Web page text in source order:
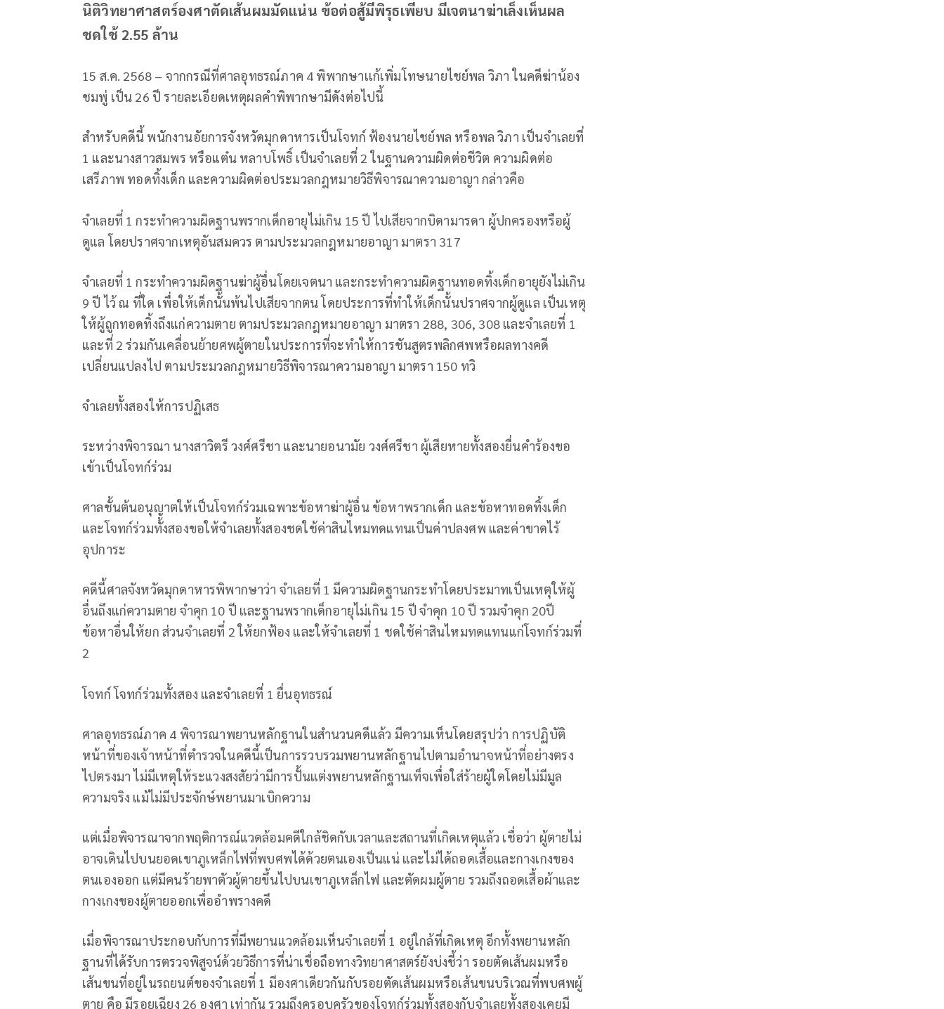
นิติวิทยาศาสตร์องศาตัดเส้นผมมัดแน่น ข้อต่อสู้มีพิรุธเพียบ มีเจตนาฆ่าเล็งเห็นผล
ชดใช้ 2.55 ล้าน
15 ส.ค. 2568 – จากกรณีที่ศาลอุทธรณ์ภาค 4 พิพากษาเเก้เพิ่มโทษนายไชย์พล วิภา ในคดีฆ่าน้อง
ชมพู่ เป็น 26 ปี รายละเอียดเหตุผลคำพิพากษามีดังต่อไปนี้
สำหรับคดีนี้ พนักงานอัยการจังหวัดมุกดาหารเป็นโจทก์ ฟ้องนายไชย์พล หรือพล วิภา เป็นจำเลยที่
1 และนางสาวสมพร หรือแต๋น หลาบโพธิ์ เป็นจำเลยที่ 2 ในฐานความผิดต่อชีวิต ความผิดต่อ
เสรีภาพ ทอดทิ้งเด็ก และความผิดต่อประมวลกฎหมายวิธีพิจารณาความอาญา กล่าวคือ
จำเลยที่ 1 กระทำความผิดฐานพรากเด็กอายุไม่เกิน 15 ปี ไปเสียจากบิดามารดา ผู้ปกครองหรือผู้
ดูแล โดยปราศจากเหตุอันสมควร ตามประมวลกฎหมายอาญา มาตรา 317
จำเลยที่ 1 กระทำความผิดฐานฆ่าผู้อื่นโดยเจตนา และกระทำความผิดฐานทอดทิ้งเด็กอายุยังไม่เกิน
9 ปี ไว้ ณ ที่ใด เพื่อให้เด็กนั้นพ้นไปเสียจากตน โดยประการที่ทำให้เด็กนั้นปราศจากผู้ดูแล เป็นเหตุ
ให้ผู้ถูกทอดทิ้งถึงแก่ความตาย ตามประมวลกฎหมายอาญา มาตรา 288, 306, 308 และจำเลยที่ 1
และที่ 2 ร่วมกันเคลื่อนย้ายศพผู้ตายในประการที่จะทำให้การชันสูตรพลิกศพหรือผลทางคดี
เปลี่ยนแปลงไป ตามประมวลกฎหมายวิธีพิจารณาความอาญา มาตรา 150 ทวิ
จำเลยทั้งสองให้การปฏิเสธ
ระหว่างพิจารณา นางสาวิตรี วงศ์ศรีชา และนายอนามัย วงศ์ศรีชา ผู้เสียหายทั้งสองยื่นคำร้องขอ
เข้าเป็นโจทก์ร่วม
ศาลชั้นต้นอนุญาตให้เป็นโจทก์ร่วมเฉพาะข้อหาฆ่าผู้อื่น ข้อหาพรากเด็ก และข้อหาทอดทิ้งเด็ก
และโจทก์ร่วมทั้งสองขอให้จำเลยทั้งสองชดใช้ค่าสินไหมทดแทนเป็นค่าปลงศพ และค่าขาดไร้
อุปการะ
คดีนี้ศาลจังหวัดมุกดาหารพิพากษาว่า จำเลยที่ 1 มีความผิดฐานกระทำโดยประมาทเป็นเหตุให้ผู้
อื่นถึงแก่ความตาย จำคุก 10 ปี และฐานพรากเด็กอายุไม่เกิน 15 ปี จำคุก 10 ปี รวมจำคุก 20ปี
ข้อหาอื่นให้ยก ส่วนจำเลยที่ 2 ให้ยกฟ้อง และให้จำเลยที่ 1 ชดใช้ค่าสินไหมทดแทนแก่โจทก์ร่วมที่
2
โจทก์ โจทก์ร่วมทั้งสอง และจำเลยที่ 1 ยื่นอุทธรณ์
ศาลอุทธรณ์ภาค 4 พิจารณาพยานหลักฐานในสำนวนคดีแล้ว มีความเห็นโดยสรุปว่า การปฏิบัติ
หน้าที่ของเจ้าหน้าที่ตำรวจในคดีนี้เป็นการรวบรวมพยานหลักฐานไปตามอำนาจหน้าที่อย่างตรง
ไปตรงมา ไม่มีเหตุให้ระแวงสงสัยว่ามีการปั้นแต่งพยานหลักฐานเท็จเพื่อใส่ร้ายผู้ใดโดยไม่มีมูล
ความจริง แม้ไม่มีประจักษ์พยานมาเบิกความ
แต่เมื่อพิจารณาจากพฤติการณ์แวดล้อมคดีใกล้ชิดกับเวลาและสถานที่เกิดเหตุแล้ว เชื่อว่า ผู้ตายไม่
อาจเดินไปบนยอดเขาภูเหล็กไฟที่พบศพได้ด้วยตนเองเป็นแน่ และไม่ได้ถอดเสื้อและกางเกงของ
ตนเองออก แต่มีคนร้ายพาตัวผู้ตายขึ้นไปบนเขาภูเหล็กไฟ และตัดผมผู้ตาย รวมถึงถอดเสื้อผ้าและ
กางเกงของผู้ตายออกเพื่ออำพรางคดี
เมื่อพิจารณาประกอบกับการที่มีพยานแวดล้อมเห็นจำเลยที่ 1 อยู่ใกล้ที่เกิดเหตุ อีกทั้งพยานหลัก
ฐานที่ได้รับการตรวจพิสูจน์ด้วยวิธีการที่น่าเชื่อถือทางวิทยาศาสตร์ยังบ่งชี้ว่า รอยตัดเส้นผมหรือ
เส้นขนที่อยู่ในรถยนต์ของจำเลยที่ 1 มีองศาเดียวกันกับรอยตัดเส้นผมหรือเส้นขนบริเวณที่พบศพผู้
ตาย คือ มีรอยเฉียง 26 องศา เท่ากัน รวมถึงครอบครัวของโจทก์ร่วมทั้งสองกับจำเลยทั้งสองเคยมี